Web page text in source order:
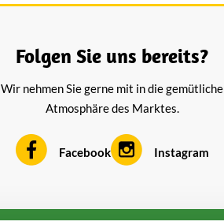
Folgen Sie uns bereits?
Wir nehmen Sie gerne mit in die gemütliche
Atmosphäre des Marktes.
Facebook Instagram